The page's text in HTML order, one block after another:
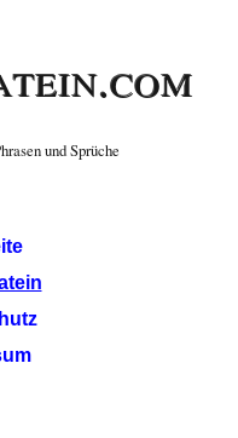
und Sprüche